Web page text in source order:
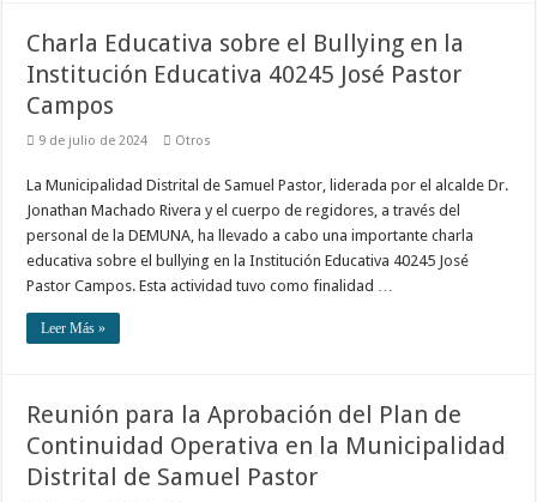
Charla Educativa sobre el Bullying en la
Institución Educativa 40245 José Pastor
Campos
9 de julio de 2024 Otros
La Municipalidad Distrital de Samuel Pastor, liderada por el alcalde Dr.
Jonathan Machado Rivera y el cuerpo de regidores, a través del
personal de la DEMUNA, ha llevado a cabo una importante charla
educativa sobre el bullying en la Institución Educativa 40245 José
Pastor Campos. Esta actividad tuvo como finalidad …
Leer Más »
Reunión para la Aprobación del Plan de
Continuidad Operativa en la Municipalidad
Distrital de Samuel Pastor